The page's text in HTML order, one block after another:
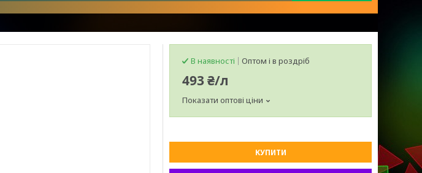
В наявності Оптом і в роздріб
493 ₴/л
Показати оптові ціни
КУПИТИ